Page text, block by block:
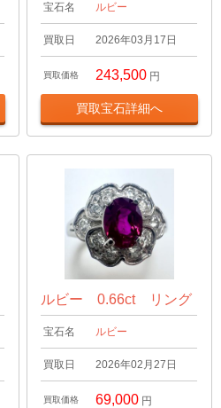
宝石名 ルビー
買取日 2026年03月17日
買取価格 243,500 円
買取宝石詳細へ
ルビー 0.66ct リング
宝石名 ルビー
買取日 2026年02月27日
買取価格 69,000 円